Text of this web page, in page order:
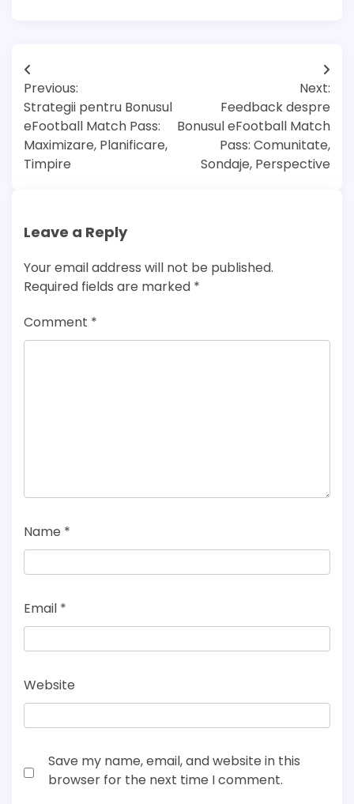
Post
navigation
Previous:
Strategii pentru Bonusul
eFootball Match Pass:
Maximizare, Planificare,
Timpire
Next:
Feedback despre
Bonusul eFootball Match
Pass: Comunitate,
Sondaje, Perspective
Leave a Reply
Your email address will not be published.
Required fields are marked *
Comment *
Name *
Email *
Website
Save my name, email, and website in this
browser for the next time I comment.